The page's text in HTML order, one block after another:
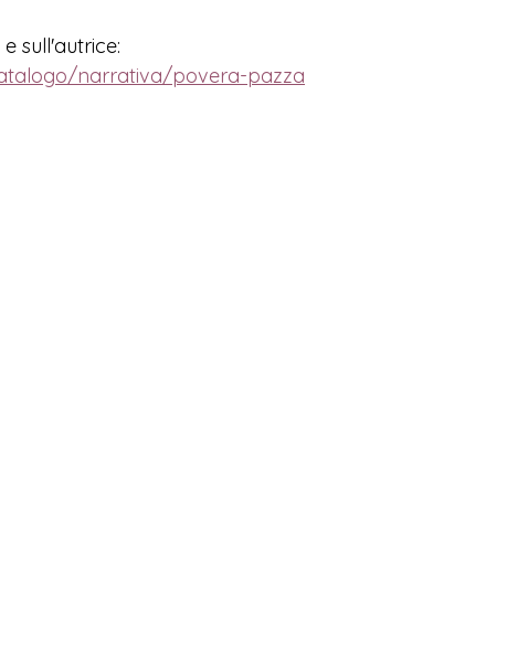
sull'autrice:
narrativa/povera-pazza